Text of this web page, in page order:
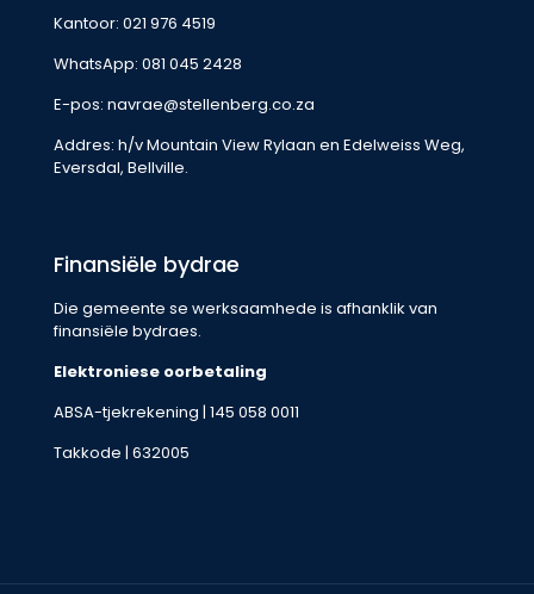
Kantoor: 021 976 4519
WhatsApp: 081 045 2428
E-pos: navrae@stellenberg.co.za
Addres: h/v Mountain View Rylaan en Edelweiss Weg,
Eversdal, Bellville.
Finansiële bydrae
Die gemeente se werksaamhede is afhanklik van
finansiële bydraes.
Elektroniese oorbetaling
ABSA-tjekrekening | 145 058 0011
Takkode | 632005